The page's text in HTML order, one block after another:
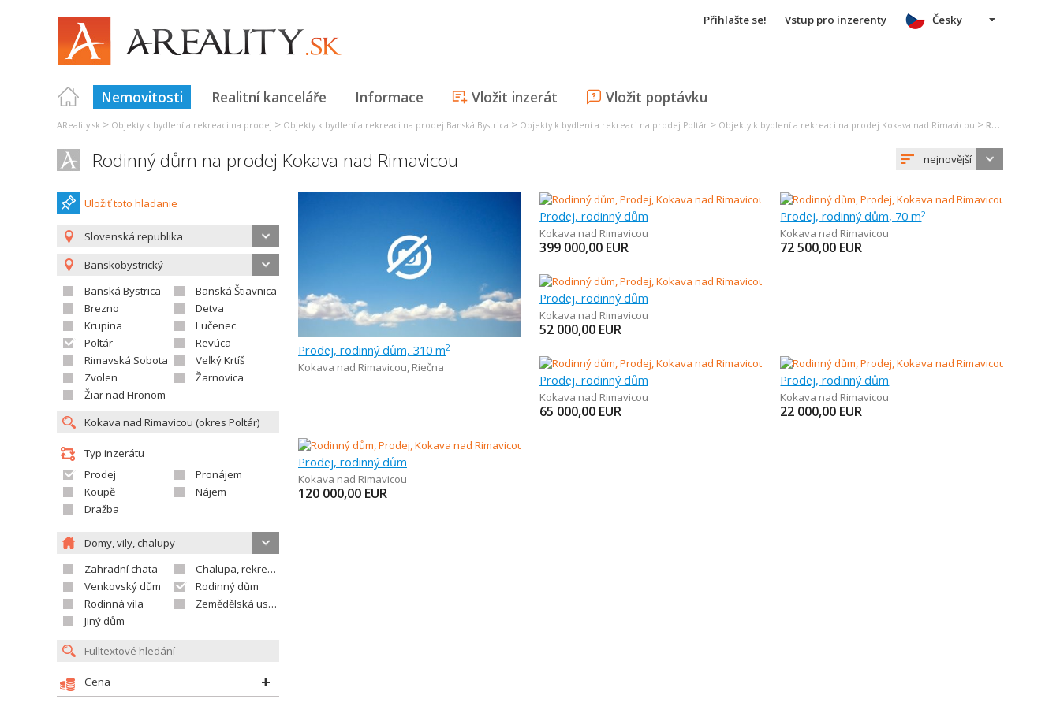
Přihlašte se! Vstup pro inzerenty
Nemovitosti Realitní kanceláře Informace Vložit inzerát Vložit poptávku
Česky
AReality.sk > Objekty k bydlení a rekreaci na prodej > Objekty k bydlení a rekreaci na prodej Banská Bystrica > Objekty k bydlení a rekreaci na prodej Poltár > Objekty k bydlení a rekreaci na prodej Kokava nad Rimavicou > Rodinný dům na prodej Kokava nad Rimavicou
Rodinný dům na prodej Kokava nad Rimavicou nejnovější
Uložiť toto hladanie
Slovenská republika
Banskobystrický
Banská Bystrica
Banská Štiavnica
Brezno
Detva
Krupina
Lučenec
Poltár
Revúca
Rimavská Sobota
Veľký Krtíš
Zvolen
Žarnovica
Žiar nad Hronom
Typ inzerátu
Prodej
Pronájem
Koupě
Nájem
Dražba
Domy, vily, chalupy
Zahradní chata
Chalupa, rekreační domek
Venkovský dům
Rodinný dům
Rodinná vila
Zemědělská usedlost
Jiný dům
Cena
Prodej, rodinný dům, 310 m2
Kokava nad Rimavicou, Riečna
Prodej, rodinný dům
Kokava nad Rimavicou
399 000,00 EUR
Prodej, rodinný dům, 70 m2
Kokava nad Rimavicou
72 500,00 EUR
Prodej, rodinný dům
Kokava nad Rimavicou
52 000,00 EUR
Prodej, rodinný dům
Kokava nad Rimavicou
65 000,00 EUR
Prodej, rodinný dům
Kokava nad Rimavicou
22 000,00 EUR
Prodej, rodinný dům
Kokava nad Rimavicou
120 000,00 EUR